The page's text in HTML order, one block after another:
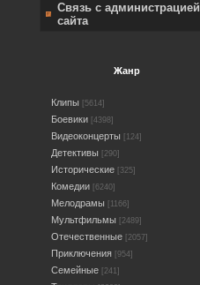
Связь с администрацией
сайта
Жанр
Клипы [5614]
Боевики [4398]
Видеоконцерты [124]
Детективы [290]
Исторические [325]
Комедии [6240]
Мелодрамы [1166]
Мультфильмы [2489]
Отечественные [2057]
Приключения [954]
Семейные [241]